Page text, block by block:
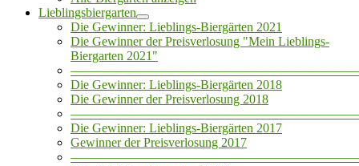
Lieblingsbiergarten
Die Gewinner: Lieblings-Biergärten 2021
Die Gewinner der Preisverlosung "Mein Lieblings-
Biergarten 2021"
Die Gewinner: Lieblings-Biergärten 2018
Die Gewinner der Preisverlosung 2018
Die Gewinner: Lieblings-Biergärten 2017
Gewinner der Preisverlosung 2017